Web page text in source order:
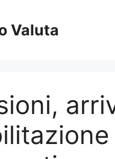
Valuta